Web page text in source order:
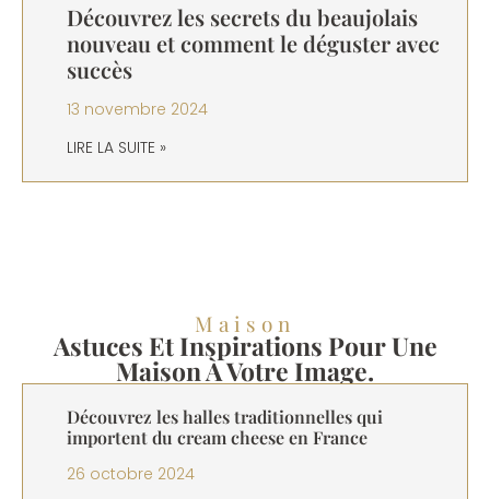
Découvrez les secrets du beaujolais
nouveau et comment le déguster avec
succès
13 novembre 2024
LIRE LA SUITE »
Maison
Astuces Et Inspirations Pour Une
Maison À Votre Image.
Découvrez les halles traditionnelles qui
importent du cream cheese en France
26 octobre 2024